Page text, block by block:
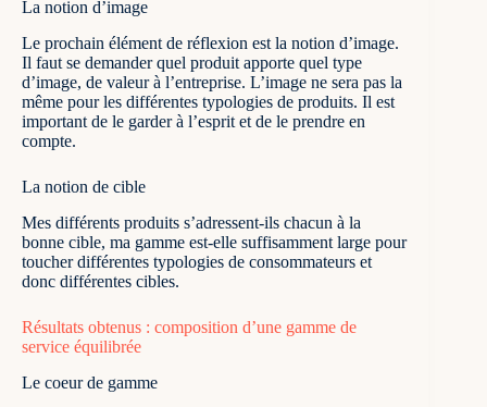
La notion d’image
Le prochain élément de réflexion est la notion d’image.
Il faut se demander quel produit apporte quel type
d’image, de valeur à l’entreprise. L’image ne sera pas la
même pour les différentes typologies de produits. Il est
important de le garder à l’esprit et de le prendre en
compte.
La notion de cible
Mes différents produits s’adressent-ils chacun à la
bonne cible, ma gamme est-elle suffisamment large pour
toucher différentes typologies de consommateurs et
donc différentes cibles.
Résultats obtenus : composition d’une gamme de
service équilibrée
Le coeur de gamme